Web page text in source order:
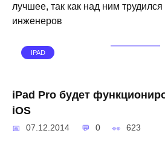
лучшее, так как над ним
инженеров
IPAD
iPad Pro будет
iOS
07.12.2014 0 623